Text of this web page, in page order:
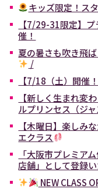
キッズ限定！ス
【7/29-31限定】
催！
夏の暑さも吹き飛
/
【7/18（土）開催
【新しく生まれ変
ルプリンセス（ジ
【木曜日】楽しみ
エクラス
「大阪市プレミア
店舗」として登録
NEW CLASS